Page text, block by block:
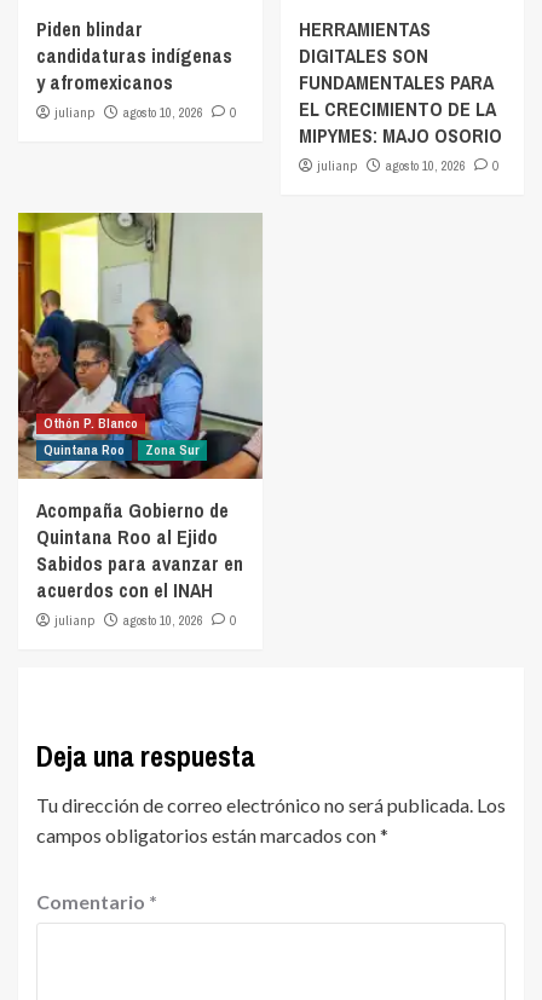
Piden blindar
candidaturas indígenas
y afromexicanos
julianp agosto 10, 2026 0
HERRAMIENTAS
DIGITALES SON
FUNDAMENTALES PARA
EL CRECIMIENTO DE LA
MIPYMES: MAJO OSORIO
julianp agosto 10, 2026 0
Othón P. Blanco
Quintana Roo
Zona Sur
Acompaña Gobierno de
Quintana Roo al Ejido
Sabidos para avanzar en
acuerdos con el INAH
julianp agosto 10, 2026 0
Deja una respuesta
Tu dirección de correo electrónico no será publicada. Los
campos obligatorios están marcados con*
Comentario *